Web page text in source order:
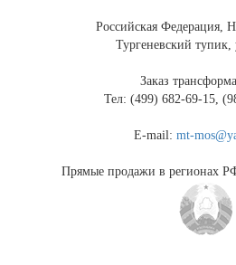
Российская Федерация,
Тургеневский тупик,
Заказ
Тел: (499) 682-69-15,
E-mail:mt-
Прямые продажи в регионах